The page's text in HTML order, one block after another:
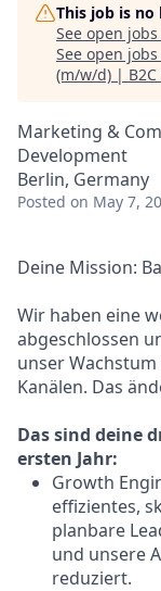
This job is
See open
See open
(m/w/d) |
Marketing &
Development
Berlin, Germany
Posted on May 7,
Deine Mission:
Wir haben eine
abgeschlossen
unser
Kanälen. Das
Das sind deine
ersten Jahr:
Growth
effizientes,
planbare
und unsere
reduziert.